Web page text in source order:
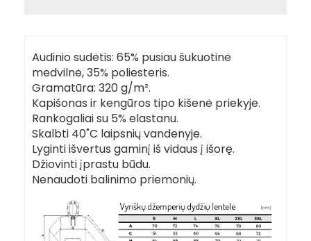
Audinio sudėtis: 65% pusiau šukuotinė
medvilnė, 35% poliesteris.
Gramatūra: 320 g/m².
Kapišonas ir kengūros tipo kišenė priekyje.
Rankogaliai su 5% elastanu.
Skalbti 40˚C laipsnių vandenyje.
Lyginti išvertus gaminį iš vidaus į išorę.
Džiovinti įprastu būdu.
Nenaudoti balinimo priemonių.